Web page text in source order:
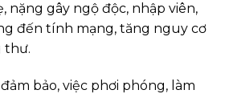
nặng gây ngộ độc, nhập viên,
đến tính mạng, tăng nguy cơ
thư.
bảo, việc phơi phóng, làm